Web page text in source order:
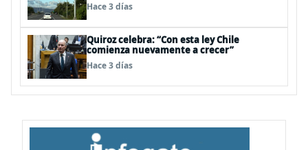
Hace 3 días
Quiroz celebra: “Con esta ley Chile
comienza nuevamente a crecer”
Hace 3 días